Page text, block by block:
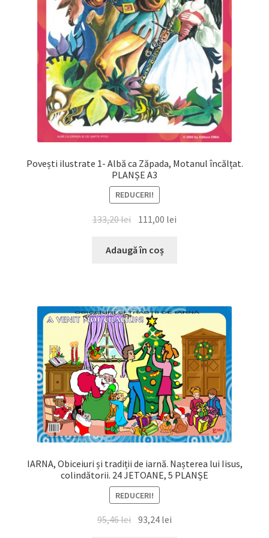
Povești ilustrate 1- Albă ca Zăpada, Motanul încălțat.
PLANȘE A3
REDUCERI!
133,20lei Prețul
a
111,00 lei
Adaugă în coș
IARNA, Obiceiuri și tradiții de iarnă. Nașterea lui Iisus,
colindătorii. 24 JETOANE, 5 PLANȘE
REDUCERI!
95,46lei Prețul
93,24 lei